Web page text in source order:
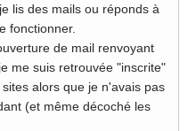
lis des mails ou réponds à
fonctionner.
de mail renvoyant
me suis retrouvée "inscrite"
alors que je n'avais pas
(et même décoché les